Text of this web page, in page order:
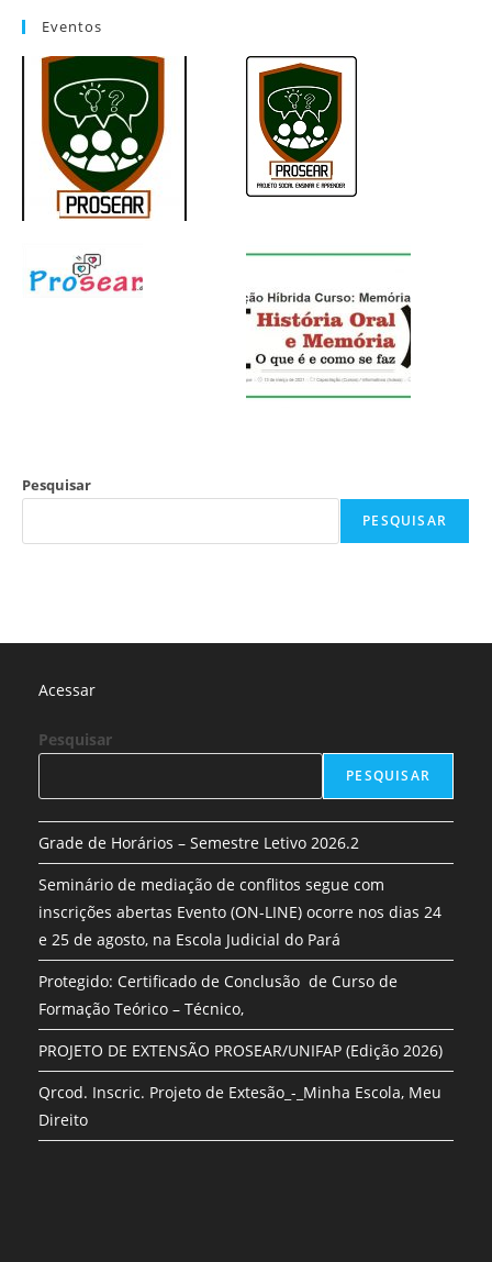
Eventos
Pesquisar
PESQUISAR
Acessar
Pesquisar
PESQUISAR
Grade de Horários – Semestre Letivo 2026.2
Seminário de mediação de conflitos segue com
inscrições abertas Evento (ON-LINE) ocorre nos dias 24
e 25 de agosto, na Escola Judicial do Pará
Protegido: Certificado de Conclusão de Curso de
Formação Teórico – Técnico,
PROJETO DE EXTENSÃO PROSEAR/UNIFAP (Edição 2026)
Qrcod. Inscric. Projeto de Extesão_-_Minha Escola, Meu
Direito